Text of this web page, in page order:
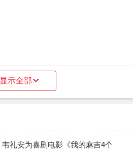
显示全部
韦礼安为喜剧电影《我的麻吉4个